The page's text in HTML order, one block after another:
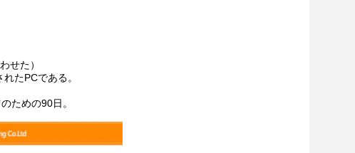
せた）
たPCである。
ための90日。